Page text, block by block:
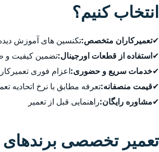
انتخاب کنیم؟
✔تعمیرکاران متخصص:تکنسین های آموزش
✔استفاده از قطعات اورجینال:تضمین کیفیت و
✔خدمات سریع و حضوری:اعزام فوری
✔قیمت منصفانه:تعرفه مطابق با نرخ اتحادیه
✔مشاوره رایگان:راهنمایی قبل از تعمیر
تعمیر تخصصی